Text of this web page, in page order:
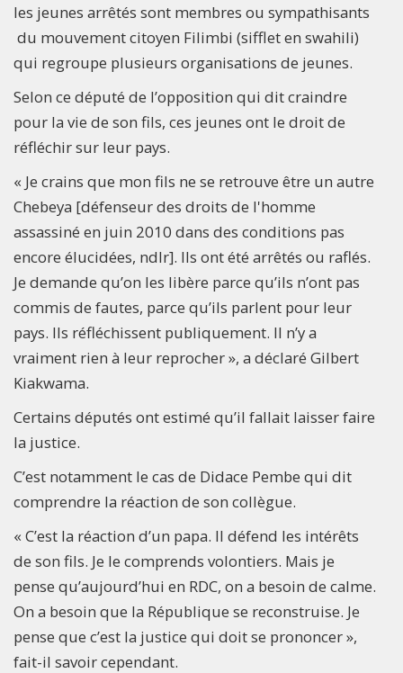
les jeunes arrêtés sont membres ou sympathisants
du mouvement citoyen Filimbi (sifflet en swahili)
qui regroupe plusieurs organisations de jeunes.
Selon ce député de l’opposition qui dit craindre
pour la vie de son fils, ces jeunes ont le droit de
réfléchir sur leur pays.
« Je crains que mon fils ne se retrouve être un autre
Chebeya [défenseur des droits de l'homme
assassiné en juin 2010 dans des conditions pas
encore élucidées, ndlr]. Ils ont été arrêtés ou raflés.
Je demande qu’on les libère parce qu’ils n’ont pas
commis de fautes, parce qu’ils parlent pour leur
pays. Ils réfléchissent publiquement. Il n’y a
vraiment rien à leur reprocher », a déclaré Gilbert
Kiakwama.
Certains députés ont estimé qu’il fallait laisser faire
la justice.
C’est notamment le cas de Didace Pembe qui dit
comprendre la réaction de son collègue.
« C’est la réaction d’un papa. Il défend les intérêts
de son fils. Je le comprends volontiers. Mais je
pense qu’aujourd’hui en RDC, on a besoin de calme.
On a besoin que la République se reconstruise. Je
pense que c’est la justice qui doit se prononcer »,
fait-il savoir cependant.